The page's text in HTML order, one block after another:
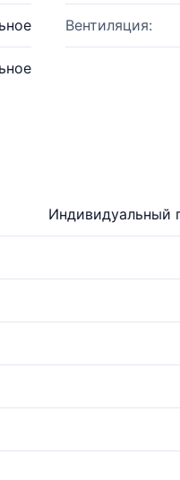
Вентиляция:
Индивидуальный